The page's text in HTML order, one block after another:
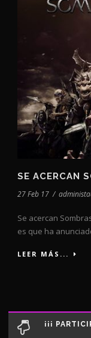
SE ACERCAN
27 Feb 17 /
Se acercan
es que ha
LEER MÁS...
¡¡¡